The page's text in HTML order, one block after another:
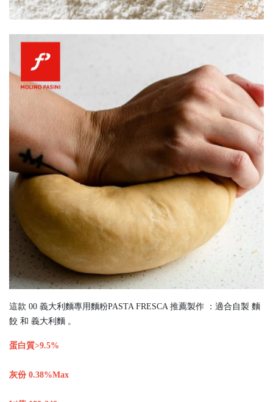
這款 00 義大利麵專用麵粉PASTA FRESCA 推薦製作 ：適合自製 麵
餃 和 義大利麵 。
蛋白質>9.5%
灰份 0.38%Max